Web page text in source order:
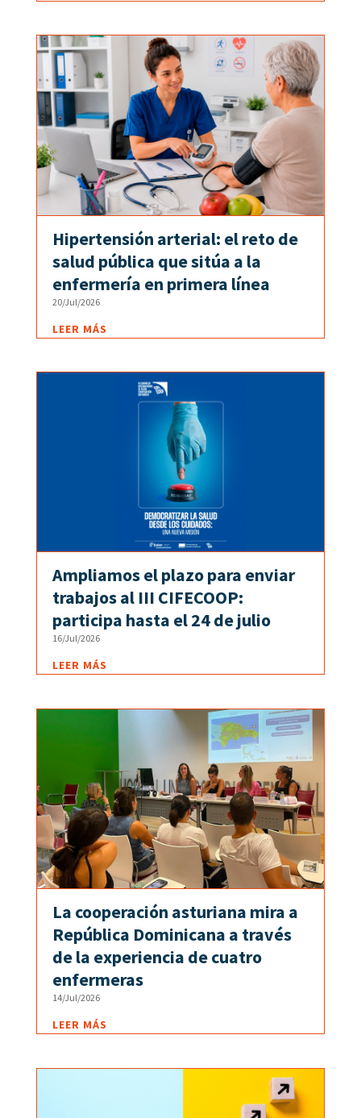
Hipertensión arterial: el reto de
salud pública que sitúa a la
enfermería en primera línea
20/Jul/2026
LEER MÁS
Ampliamos el plazo para enviar
trabajos al III CIFECOOP:
participa hasta el 24 de julio
16/Jul/2026
LEER MÁS
La cooperación asturiana mira a
República Dominicana a través
de la experiencia de cuatro
enfermeras
14/Jul/2026
LEER MÁS